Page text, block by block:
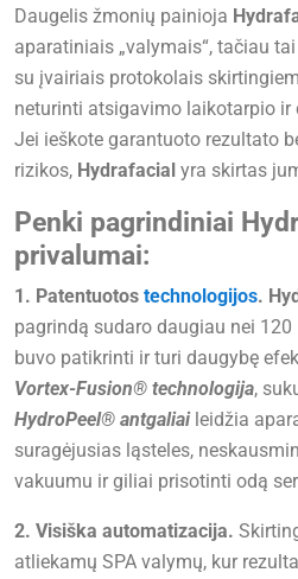
Daugelis žmonių painioja
aparatiniais „valymais“, tačiau
su įvairiais protokolais
neturinti atsigavimo laikotarpio ir
Jei ieškote garantuoto rezultato
rizikos, Hydrafacial yra skirtas
Penki pagrindiniai
privalumai:
1. Patentuotos technologijos.
pagrindą sudaro daugiau nei
buvo patikrinti ir turi daugybę
Vortex-Fusion® technologija,
HydroPeel® antgaliaileidžia
suragėjusias ląsteles,
vakuumu ir giliai prisotinti odą
2. Visiška automatizacija.
atliekamų SPA valymų, kur